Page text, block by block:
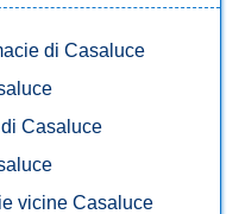
di Casaluce
Casaluce
vicine Casaluce